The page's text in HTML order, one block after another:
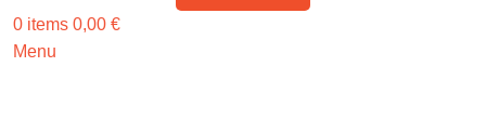
0 items 0,00 €
Menu